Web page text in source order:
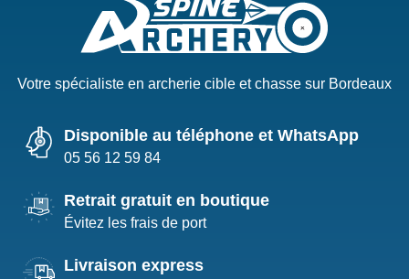
Votre spécialiste en archerie cible et chasse sur Bordeaux
Disponible au téléphone et WhatsApp
05 56 12 59 84
Retrait gratuit en boutique
Évitez les frais de port
Livraison express